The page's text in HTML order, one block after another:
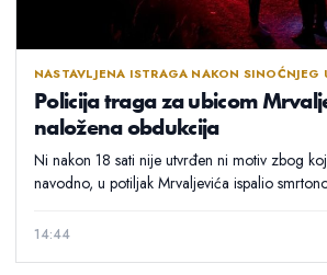
NASTAVLJENA ISTRAGA NAKON SINOĆNJEG
Policija traga za ubicom
naložena obdukcija
Ni nakon 18 sati nije utvrđen ni motiv zbog
navodno, u potiljak Mrvaljevića ispalio
14:44